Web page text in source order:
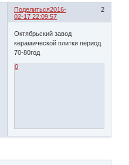
Поделиться 2
2016-
02-17 22:09:57
Октябрьский завод
керамической плитки период
70-80год
0